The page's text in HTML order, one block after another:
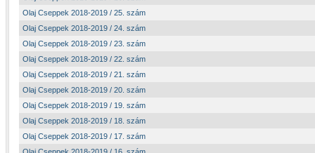
Olaj Cseppek 2018-2019 / 25. szám
Olaj Cseppek 2018-2019 / 24. szám
Olaj Cseppek 2018-2019 / 23. szám
Olaj Cseppek 2018-2019 / 22. szám
Olaj Cseppek 2018-2019 / 21. szám
Olaj Cseppek 2018-2019 / 20. szám
Olaj Cseppek 2018-2019 / 19. szám
Olaj Cseppek 2018-2019 / 18. szám
Olaj Cseppek 2018-2019 / 17. szám